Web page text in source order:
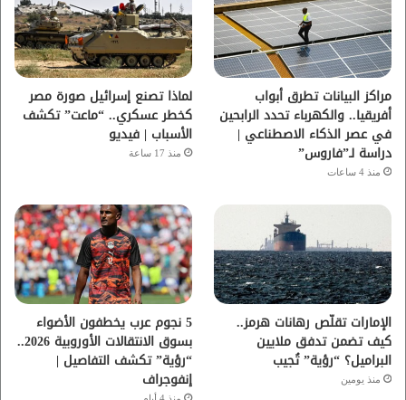
و
ك
ر
و
ب
ق
ر
ا
م
مراكز البيانات تطرق أبواب
أفريقيا.. والكهرباء تحدد الرابحين
في عصر الذكاء الاصطناعي |
دراسة لـ”فاروس”
منذ 4 ساعات
لماذا تصنع إسرائيل صورة مصر
كخطر عسكري.. “ماعت” تكشف
الأسباب | فيديو
منذ 17 ساعة
الإمارات تقلّص رهانات هرمز..
كيف تضمن تدفق ملايين
البراميل؟ “رؤية” تُجيب
منذ يومين
5 نجوم عرب يخطفون الأضواء
بسوق الانتقالات الأوروبية 2026..
“رؤية” تكشف التفاصيل |
إنفوجراف